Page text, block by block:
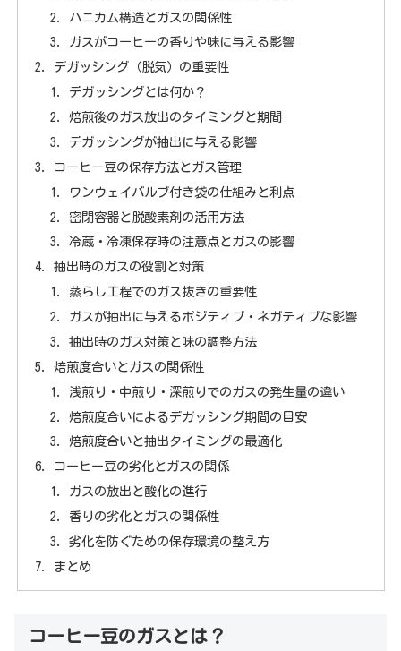
ハニカム構造とガスの関係性
ガスがコーヒーの香りや味に与える影響
デガッシング（脱気）の重要性
デガッシングとは何か？
焙煎後のガス放出のタイミングと期間
デガッシングが抽出に与える影響
コーヒー豆の保存方法とガス管理
ワンウェイバルブ付き袋の仕組みと利点
密閉容器と脱酸素剤の活用方法
冷蔵・冷凍保存時の注意点とガスの影響
抽出時のガスの役割と対策
蒸らし工程でのガス抜きの重要性
ガスが抽出に与えるポジティブ・ネガティブな影響
抽出時のガス対策と味の調整方法
焙煎度合いとガスの関係性
浅煎り・中煎り・深煎りでのガスの発生量の違い
焙煎度合いによるデガッシング期間の目安
焙煎度合いと抽出タイミングの最適化
コーヒー豆の劣化とガスの関係
ガスの放出と酸化の進行
香りの劣化とガスの関係性
劣化を防ぐための保存環境の整え方
まとめ
コーヒー豆のガスとは？